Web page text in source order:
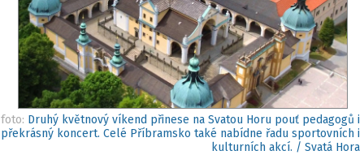
foto: Druhý květnový víkend přinese na Svatou Horu pouť pedagogů i
překrásný koncert. Celé Příbramsko také nabídne řadu sportovních i
kulturních akcí. / Svatá Hora